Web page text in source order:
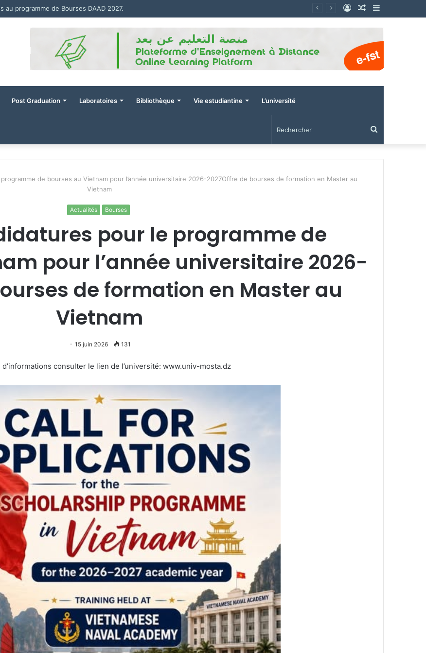
au programme de Bourses DAAD 2027.
Sidebar
latérale)
Article
Connexion
Post Graduation Laboratoires Bibliothèque Vie estudiantine L’université
de bourses au Vietnam pour l’année universitaire 2026-2027Offre de bourses de formation en Master au
Vietnam
Actualités Bourses
pour le programme de
pour l’année universitaire 2026-
de formation en Master au
Vietnam
15 juin 2026 131
d’informations consulter le lien de l’université: www.univ-mosta.dz